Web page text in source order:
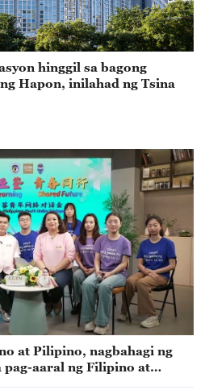
hinggil sa bagong
Hapon, inilahad ng Tsina
at Pilipino, nagbahagi ng